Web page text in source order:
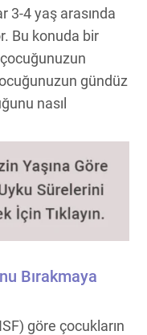
3-4 yaş arasında
Bu konuda bir
gündüz
nasıl
Bırakmaya
göre çocukların